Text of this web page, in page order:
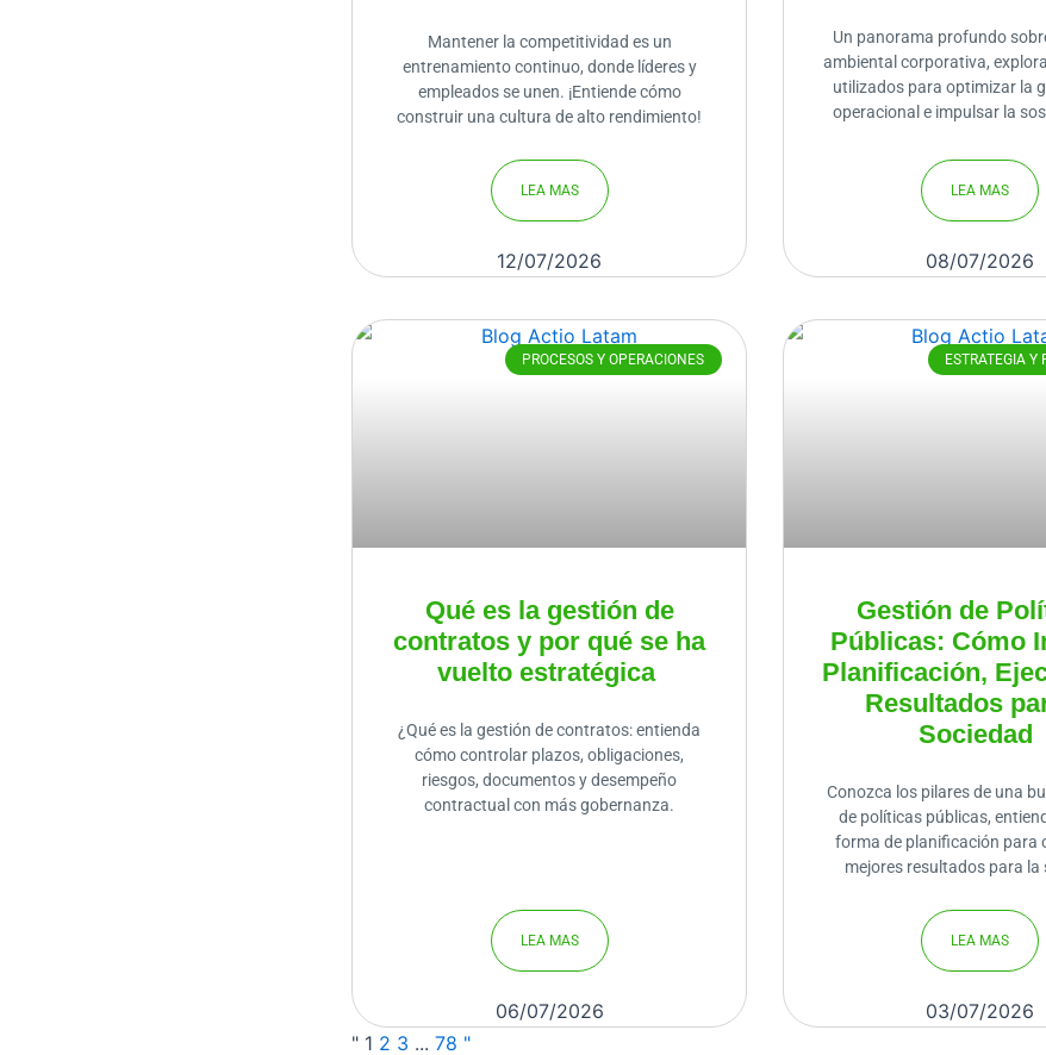
Mantener la competitividad es un
entrenamiento continuo, donde líderes y
empleados se unen. ¡Entiende cómo
construir una cultura de alto rendimiento!
LEA MAS
12/07/2026
Un panorama profundo
ambiental corporativa,
utilizados para optimizar la
operacional e impulsar la
LEA MAS
08/07/2026
PROCESOS Y OPERACIONES
Qué es la gestión de
contratos y por qué se ha
vuelto estratégica
¿Qué es la gestión de contratos: entienda
cómo controlar plazos, obligaciones,
riesgos, documentos y desempeño
contractual con más gobernanza.
LEA MAS
06/07/2026
ESTRATEGIA Y
Gestión de
Públicas: Cómo
Planificación,
Resultados
Sociedad
Conozca los pilares de una
de políticas públicas,
forma de planificación para
mejores resultados para la
LEA MAS
03/07/2026
" 1 2 3 ... 78 "